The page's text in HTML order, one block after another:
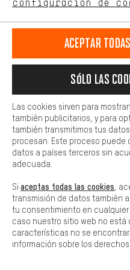
configuración de
Más confort
cookies de comodidad,
sociales. Esto nos
adicionales que le
preguntas de forma rápida
Básica
Las cookies básicas
Aceptar
Sólo las
Las cookies sirven para
también publicitarios, y para
también transmitimos tus
procesan. Este proceso
datos a países terceros sin
adecuada.
Si aceptas todas las cookies ,
transmisión de datos también
tu consentimiento en
caso nuestro sitio web no está
características no se
información sobre los